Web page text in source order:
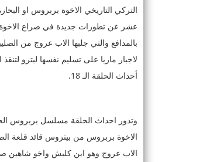
التركي التاريخي الاخوة بربروس او
عشر عن تطورات جديدة في صراع الاخوة
بالمدافع والتي جلبها الاب عروج من
لاجبار ماريا على تسليم نفسها لبترو
أحداث الحلقة الـ 18.
الاخوة بربروس من بيتروس قائد قلعة
الاب عروج وهو ابن كليش واخو شاهين